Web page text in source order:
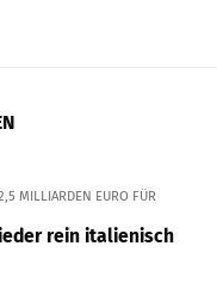
MILLIARDEN EURO FÜR
rein italienisch